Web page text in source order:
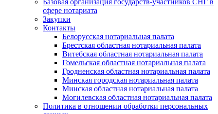
Базовая организация государств-участников СНГ в
сфере нотариата
Закупки
Контакты
Белорусская нотариальная палата
Брестская областная нотариальная палата
Витебская областная нотариальная палата
Гомельская областная нотариальная палата
Гродненская областная нотариальная палата
Минская городская нотариальная палата
Минская областная нотариальная палата
Могилевская областная нотариальная палата
Политика в отношении обработки персональных